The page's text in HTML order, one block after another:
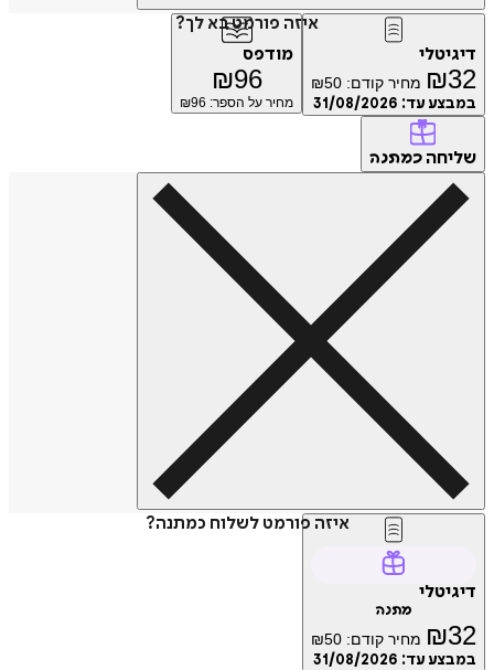
איזה פורמט בא לך?
דיגיטלי
₪32 מחיר קודם: ₪50
במבצע עד: 31/08/2026
מודפס
₪96
מחיר על הספר: ₪ 96
שליחה כמתנה
איזה פורמט לשלוח כמתנה?
דיגיטלי
מתנה
₪32 מחיר קודם: ₪50
במבצע עד: 31/08/2026